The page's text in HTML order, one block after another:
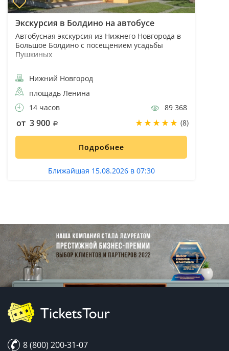
Экскурсия в Болдино на автобусе
Автобусная экскурсия из Нижнего Новгорода в
Большое Болдино с посещением усадьбы
Пушкиных
Нижний Новгород
площадь Ленина
14 часов
89 368
от 3 900 (8)
Подробнее
Ближайшая 15.08.2026 в 07:30
8 (800) 200-31-07